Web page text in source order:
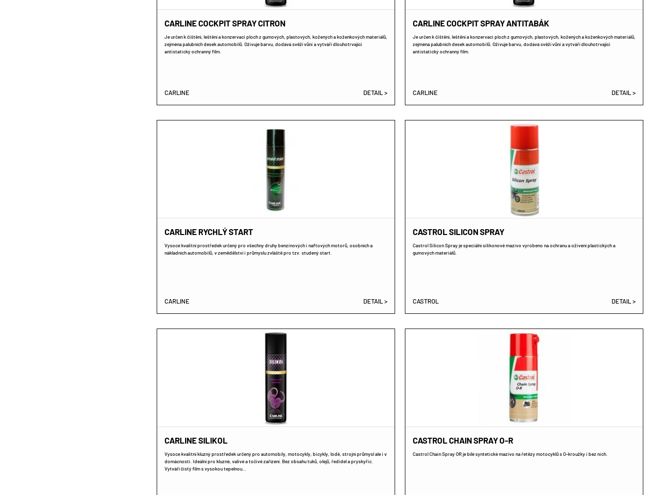
CARLINE COCKPIT SPRAY CITRON
Je určen k čištění, leštění a konzervaci ploch z gumových, plastových, kožených a koženkových materiálů,
zejména palubních desek automobilů. Oživuje barvu, dodává svěží vůni a vytváří dlouhotrvající
antistatický ochranný film.
CARLINE DETAIL >
CARLINE COCKPIT SPRAY ANTITABÁK
Je určen k čištění, leštění a konzervaci ploch z gumových, plastových, kožených a koženkových materiálů,
zejména palubních desek automobilů. Oživuje barvu, dodává svěží vůni a vytváří dlouhotrvající
antistatický ochranný film.
CARLINE DETAIL >
CARLINE RYCHLÝ START
Vysoce kvalitní prostředek určený pro všechny druhy benzinových i naftových motorů, osobních a
nákladních automobilů, v zemědělství i průmyslu zvláště pro tzv. studený start.
CARLINE DETAIL >
CASTROL SILICON SPRAY
Castrol Silicon Spray je speciální silikonové mazivo vyrobeno na ochranu a oživení plastických a
gumových materiálů.
CASTROL DETAIL >
CARLINE SILIKOL
Vysoce kvalitní kluzný prostředek určený pro automobily, motocykly, bicykly, lodě, strojní průmysl ale i v
domácnosti. Ideální pro kluzné, valivé a točivé zařízení. Bez obsahu tuků, olejů, ředidel a pryskyřic.
Vytváří čistý film s vysokou tepelnou…
CASTROL CHAIN SPRAY O-R
Castrol Chain Spray OR je bílé syntetické mazivo na řetězy motocyklů s O-kroužky i bez nich.